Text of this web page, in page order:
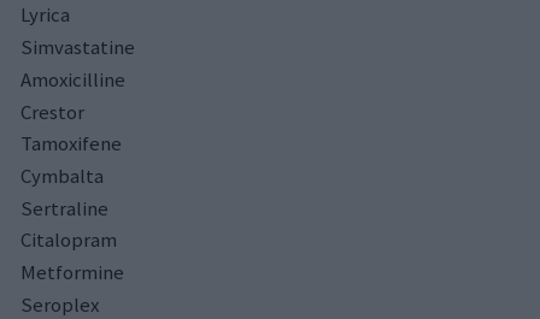
Lyrica
Simvastatine
Amoxicilline
Crestor
Tamoxifene
Cymbalta
Sertraline
Citalopram
Metformine
Seroplex